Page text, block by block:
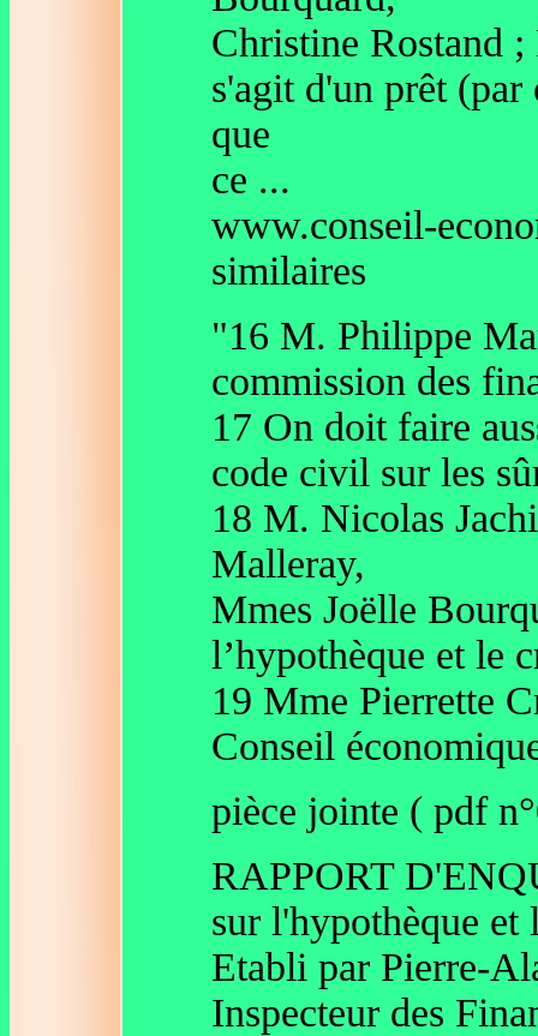
Christine Rostand
s'agit d'un prêt (par
que
ce ...
www.conseil-
similaires
"16 M. Philippe
commission des
17 On doit faire
code civil sur les
18 M. Nicolas
Malleray,
Mmes Joëlle
l’hypothèque et le
19 Mme Pierrette
Conseil
pièce jointe ( pdf
RAPPORT
sur l'hypothèque et
Etabli par Pierre-
Inspecteur des